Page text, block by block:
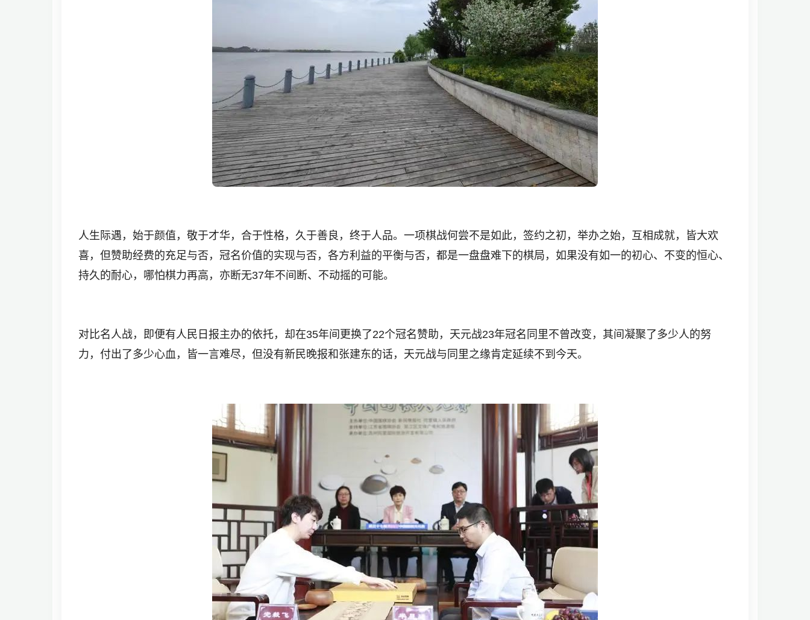
人生际遇，始于颜值，敬于才华，合于性格，久于善良，终于人品。一项棋战何尝不是如此，签约之初，举办之始，互相成就，皆大欢
喜，但赞助经费的充足与否，冠名价值的实现与否，各方利益的平衡与否，都是一盘盘难下的棋局，如果没有如一的初心、不变的恒心、
持久的耐心，哪怕棋力再高，亦断无37年不间断、不动摇的可能。
对比名人战，即便有人民日报主办的依托，却在35年间更换了22个冠名赞助，天元战23年冠名同里不曾改变，其间凝聚了多少人的努
力，付出了多少心血，皆一言难尽，但没有新民晚报和张建东的话，天元战与同里之缘肯定延续不到今天。